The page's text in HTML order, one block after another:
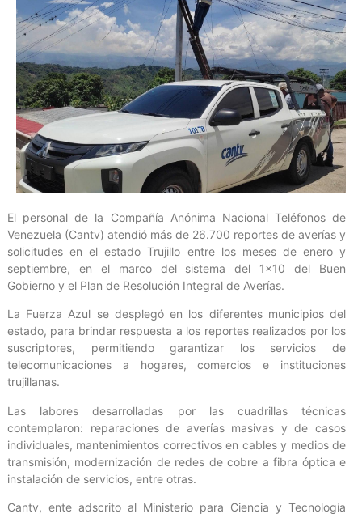
El personal de la Compañía Anónima Nacional Teléfonos de
Venezuela (Cantv) atendió más de 26.700 reportes de averías y
solicitudes en el estado Trujillo entre los meses de enero y
septiembre, en el marco del sistema del 1×10 del Buen
Gobierno y el Plan de Resolución Integral de Averías.
La Fuerza Azul se desplegó en los diferentes municipios del
estado, para brindar respuesta a los reportes realizados por los
suscriptores, permitiendo garantizar los servicios de
telecomunicaciones a hogares, comercios e instituciones
trujillanas.
Las labores desarrolladas por las cuadrillas técnicas
contemplaron: reparaciones de averías masivas y de casos
individuales, mantenimientos correctivos en cables y medios de
transmisión, modernización de redes de cobre a fibra óptica e
instalación de servicios, entre otras.
Cantv, ente adscrito al Ministerio para Ciencia y Tecnología